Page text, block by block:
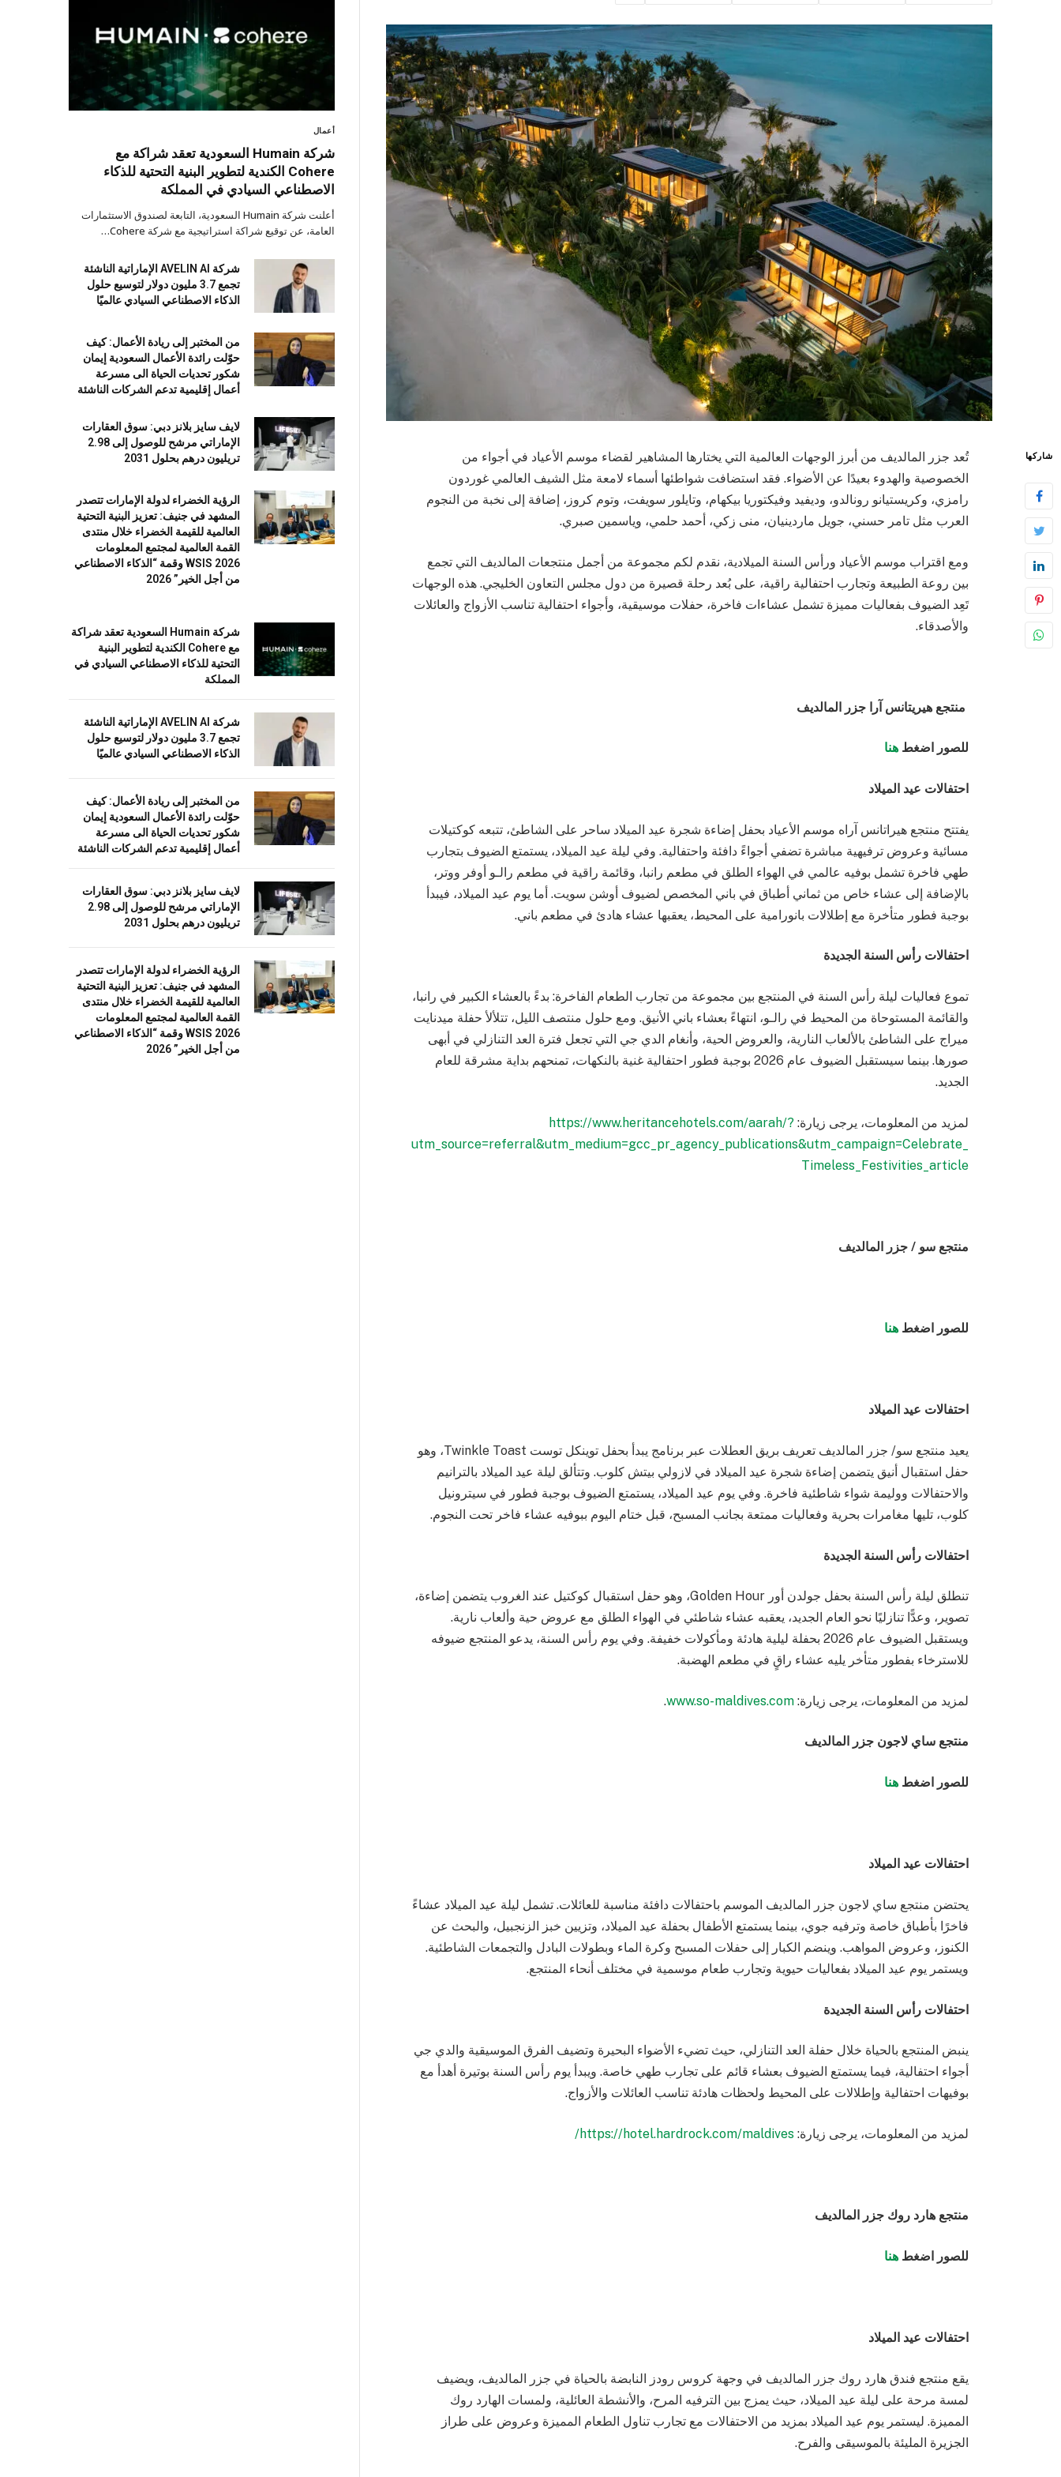
شاركها
تُعد جزر المالديف من أبرز الوجهات العالمية التي يختارها المشاهير لقضاء موسم الأعياد في أجواء من
الخصوصية والهدوء بعيدًا عن الأضواء. فقد استضافت شواطئها أسماء لامعة مثل الشيف العالمي غوردون
رامزي، وكريستيانو رونالدو، وديفيد وفيكتوريا بيكهام، وتايلور سويفت، وتوم كروز، إضافة إلى نخبة من النجوم
العرب مثل تامر حسني، جويل ماردينيان، منى زكي، أحمد حلمي، وياسمين صبري.
ومع اقتراب موسم الأعياد ورأس السنة الميلادية، نقدم لكم مجموعة من أجمل منتجعات المالديف التي تجمع
بين روعة الطبيعة وتجارب احتفالية راقية، على بُعد رحلة قصيرة من دول مجلس التعاون الخليجي. هذه الوجهات
تَعِد الضيوف بفعاليات مميزة تشمل عشاءات فاخرة، حفلات موسيقية، وأجواء احتفالية تناسب الأزواج والعائلات
والأصدقاء.
منتجع هيريتانس آرا جزر المالديف
للصور اضغطهنا
احتفالات عيد الميلاد
يفتتح منتجع هيراتانس آراه موسم الأعياد بحفل إضاءة شجرة عيد الميلاد ساحر على الشاطئ، تتبعه كوكتيلات
مسائية وعروض ترفيهية مباشرة تضفي أجواءً دافئة واحتفالية. وفي ليلة عيد الميلاد، يستمتع الضيوف بتجارب
طهي فاخرة تشمل بوفيه عالمي في الهواء الطلق في مطعم رانبا، وقائمة راقية في مطعم رالـو أوفر ووتر،
بالإضافة إلى عشاء خاص من ثماني أطباق في باني المخصص لضيوف أوشن سويت. أما يوم عيد الميلاد، فيبدأ
بوجبة فطور متأخرة مع إطلالات بانورامية على المحيط، يعقبها عشاء هادئ في مطعم باني.
احتفالات رأس السنة الجديدة
تموع فعاليات ليلة رأس السنة في المنتجع بين مجموعة من تجارب الطعام الفاخرة: بدءً بالعشاء الكبير في رانبا،
والقائمة المستوحاة من المحيط في رالـو، انتهاءً بعشاء باني الأنيق. ومع حلول منتصف الليل، تتلألأ حفلة ميدنايت
ميراج على الشاطئ بالألعاب النارية، والعروض الحية، وأنغام الدي جي التي تجعل فترة العد التنازلي في أبهى
صورها. بينما سيستقبل الضيوف عام 2026 بوجبة فطور احتفالية غنية بالنكهات، تمنحهم بداية مشرقة للعام
الجديد.
لمزيد من المعلومات، يرجى زيارة: https://www.heritancehotels.com/aarah/?
utm_source=referral&utm_medium=gcc_pr_agency_publications&utm_campaign=Celebrate_
Timeless_Festivities_article
منتجع سو/ جزر المالديف
للصور اضغطهنا
احتفالات عيد الميلاد
يعيد منتجع سو/ جزر المالديف تعريف بريق العطلات عبر برنامج يبدأ بحفل توينكل توست Twinkle Toast، وهو
حفل استقبال أنيق يتضمن إضاءة شجرة عيد الميلاد في لازولي بيتش كلوب. وتتألق ليلة عيد الميلاد بالترانيم
والاحتفالات ووليمة شواء شاطئية فاخرة. وفي يوم عيد الميلاد، يستمتع الضيوف بوجبة فطور في سيترونيل
كلوب، تليها مغامرات بحرية وفعاليات ممتعة بجانب المسبح، قبل ختام اليوم ببوفيه عشاء فاخر تحت النجوم.
احتفالات رأس السنة الجديدة
تنطلق ليلة رأس السنة بحفل جولدن أور Golden Hour، وهو حفل استقبال كوكتيل عند الغروب يتضمن إضاءة،
تصوير، وعدًّا تنازليًا نحو العام الجديد، يعقبه عشاء شاطئي في الهواء الطلق مع عروض حية وألعاب نارية.
ويستقبل الضيوف عام 2026 بحفلة ليلية هادئة ومأكولات خفيفة. وفي يوم رأس السنة، يدعو المنتجع ضيوفه
للاسترخاء بفطور متأخر يليه عشاء راقٍ في مطعم الهضبة.
لمزيد من المعلومات، يرجى زيارة:www.so-maldives.com
.
منتجع ساي لاجون جزر المالديف
للصور اضغطهنا
احتفالات عيد الميلاد
يحتضن منتجع ساي لاجون جزر المالديف الموسم باحتفالات دافئة مناسبة للعائلات. تشمل ليلة عيد الميلاد عشاءً
فاخرًا بأطباق خاصة وترفيه جوي، بينما يستمتع الأطفال بحفلة عيد الميلاد، وتزيين خبز الزنجبيل، والبحث عن
الكنوز، وعروض المواهب. وينضم الكبار إلى حفلات المسبح وكرة الماء وبطولات البادل والتجمعات الشاطئية.
ويستمر يوم عيد الميلاد بفعاليات حيوية وتجارب طعام موسمية في مختلف أنحاء المنتجع.
احتفالات رأس السنة الجديدة
ينبض المنتجع بالحياة خلال حفلة العد التنازلي، حيث تضيء الأضواء البحيرة وتضيف الفرق الموسيقية والدي جي
أجواء احتفالية، فيما يستمتع الضيوف بعشاء قائم على تجارب طهي خاصة. ويبدأ يوم رأس السنة بوتيرة أهدأ مع
بوفيهات احتفالية وإطلالات على المحيط ولحظات هادئة تناسب العائلات والأزواج.
لمزيد من المعلومات، يرجى زيارة:https://hotel.hardrock.com/maldives/
منتجع هارد روك جزر المالديف
للصور اضغطهنا
احتفالات عيد الميلاد
يقع منتجع فندق هارد روك جزر المالديف في وجهة كروس رودز النابضة بالحياة في جزر المالديف، ويضيف
لمسة مرحة على ليلة عيد الميلاد، حيث يمزج بين الترفيه المرح، والأنشطة العائلية، ولمسات الهارد روك
المميزة. ليستمر يوم عيد الميلاد بمزيد من الاحتفالات مع تجارب تناول الطعام المميزة وعروض على طراز
الجزيرة المليئة بالموسيقى والفرح.
أعمال
شركة Humain السعودية تعقد شراكة مع
Cohere الكندية لتطوير البنية التحتية للذكاء
الاصطناعي السيادي في المملكة
أعلنت شركة Humain السعودية، التابعة لصندوق الاستثمارات
العامة، عن توقيع شراكة استراتيجية مع شركة Cohere…
شركة AVELIN AI الإماراتية الناشئة
تجمع 3.7 مليون دولار لتوسيع حلول
الذكاء الاصطناعي السيادي عالميًا
من المختبر إلى ريادة الأعمال: كيف
حوّلت رائدة الأعمال السعودية إيمان
شكور تحديات الحياة الى مسرعة
أعمال إقليمية تدعم الشركات الناشئة
لايف سايز بلانز دبي: سوق العقارات
الإماراتي مرشح للوصول إلى 2.98
تريليون درهم بحلول 2031
الرؤية الخضراء لدولة الإمارات تتصدر
المشهد في جنيف: تعزيز البنية التحتية
العالمية للقيمة الخضراء خلال منتدى
القمة العالمية لمجتمع المعلومات
WSIS 2026 وقمة “الذكاء الاصطناعي
من أجل الخير” 2026
شركة Humain السعودية تعقد شراكة
مع Cohere الكندية لتطوير البنية
التحتية للذكاء الاصطناعي السيادي في
المملكة
شركة AVELIN AI الإماراتية الناشئة
تجمع 3.7 مليون دولار لتوسيع حلول
الذكاء الاصطناعي السيادي عالميًا
من المختبر إلى ريادة الأعمال: كيف
حوّلت رائدة الأعمال السعودية إيمان
شكور تحديات الحياة الى مسرعة
أعمال إقليمية تدعم الشركات الناشئة
لايف سايز بلانز دبي: سوق العقارات
الإماراتي مرشح للوصول إلى 2.98
تريليون درهم بحلول 2031
الرؤية الخضراء لدولة الإمارات تتصدر
المشهد في جنيف: تعزيز البنية التحتية
العالمية للقيمة الخضراء خلال منتدى
القمة العالمية لمجتمع المعلومات
WSIS 2026 وقمة “الذكاء الاصطناعي
من أجل الخير” 2026